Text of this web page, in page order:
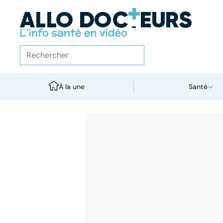
À la une Santé